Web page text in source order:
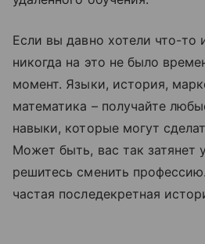
Если вы давно хотели что-то
никогда на это не было
момент. Языки, история,
математика – получайте
навыки, которые могут
Может быть, вас так затянет
решитесь сменить
частая последекретная